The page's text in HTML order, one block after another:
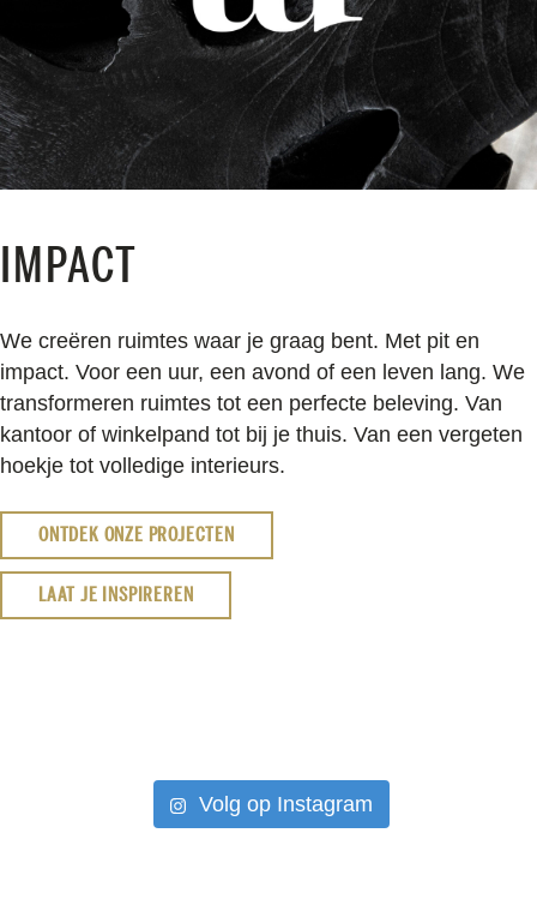
IMPACT
We creëren ruimtes waar je graag bent. Met pit en
impact. Voor een uur, een avond of een leven lang. We
transformeren ruimtes tot een perfecte beleving. Van
kantoor of winkelpand tot bij je thuis. Van een vergeten
hoekje tot volledige interieurs.
ONTDEK ONZE PROJECTEN
LAAT JE INSPIREREN
Volg op Instagram